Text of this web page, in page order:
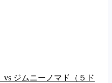
vs ジムニーノマド（５ド